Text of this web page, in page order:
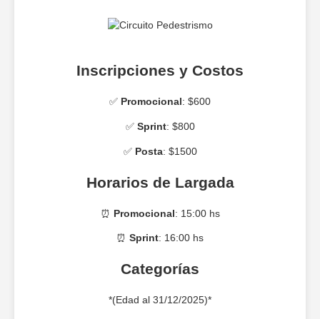
Inscripciones y Costos
✅ Promocional : $600
✅ Sprint: $800
✅ Posta: $1500
Horarios de Largada
⏰ Promocional: 15:00 hs
⏰ Sprint: 16:00 hs
Categorías
*(Edad al 31/12/2025)*